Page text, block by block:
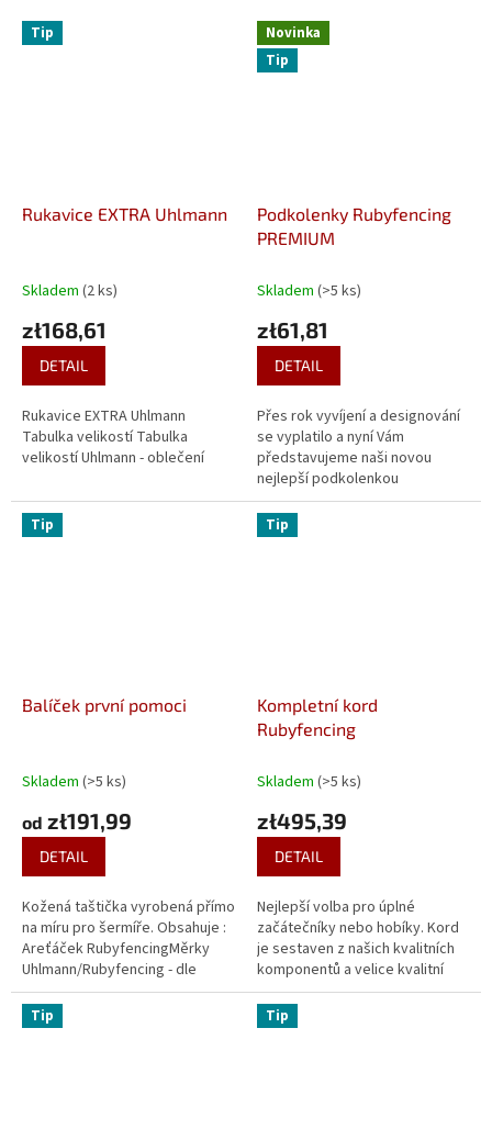
Tip
Rukavice EXTRA Uhlmann
Skladem (2 ks)
zł168,61
DETAIL
Rukavice EXTRA Uhlmann
Tabulka velikostí Tabulka
velikostí Uhlmann - oblečení
Novinka
Tip
Podkolenky Rubyfencing
PREMIUM
Skladem (>5 ks)
zł61,81
DETAIL
Přes rok vyvíjení a designování
se vyplatilo a nyní Vám
představujeme naši novou
nejlepší podkolenkou
Rubyfencing PREMIUM. Zesílená
ochrana na holeni, pohodlné
nandaní...
Tip
Balíček první pomoci
Skladem (>5 ks)
od zł191,99
DETAIL
Kožená taštička vyrobená přímo
na míru pro šermíře. Obsahuje :
Areťáček RubyfencingMěrky
Uhlmann/Rubyfencing - dle
Vašeho výběruZkoušečka
Uhlmann/Rubyfencing kovová -
dle...
Tip
Kompletní kord
Rubyfencing
Skladem (>5 ks)
zł495,39
DETAIL
Nejlepší volba pro úplné
začátečníky nebo hobíky. Kord
je sestaven z našich kvalitních
komponentů a velice kvalitní
STM čepele. Bezpečnostní
riziko - Šermířské...
Tip Tip